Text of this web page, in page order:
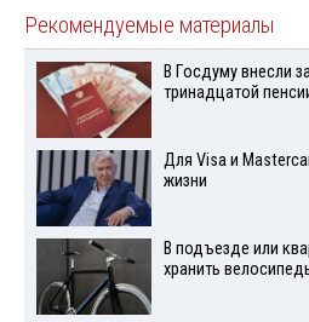
Рекомендуемые материалы
В Госдуму внесли
тринадцатой
Для Visа и
жизни
В подъезде или
хранить